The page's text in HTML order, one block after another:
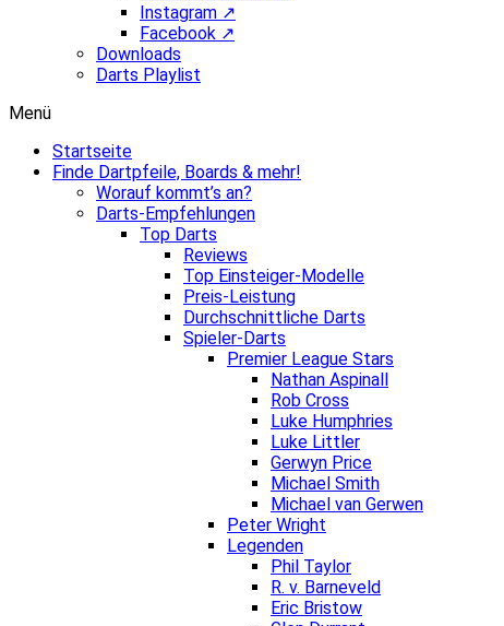
Instagram ↗
Facebook ↗
Downloads
Darts Playlist
Menü
Startseite
Finde Dartpfeile, Boards & mehr!
Worauf kommt’s an?
Darts-Empfehlungen
Top Darts
Reviews
Top Einsteiger-Modelle
Preis-Leistung
Durchschnittliche Darts
Spieler-Darts
Premier League Stars
Nathan Aspinall
Rob Cross
Luke Humphries
Luke Littler
Gerwyn Price
Michael Smith
Michael van Gerwen
Peter Wright
Legenden
Phil Taylor
R. v. Barneveld
Eric Bristow